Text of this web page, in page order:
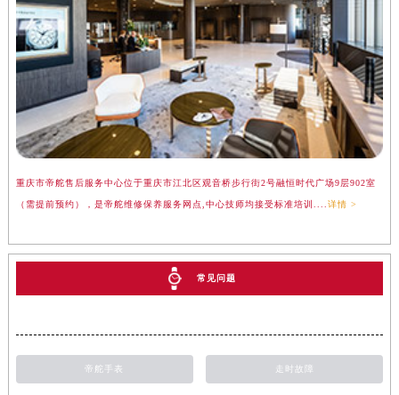
重庆市帝舵售后服务中心位于重庆市江北区观音桥步行街2号融恒时代广场9层902室
（需提前预约），是帝舵维修保养服务网点,中心技师均接受标准培训.... 详情 >
常见问题
帝舵手表 走时故障